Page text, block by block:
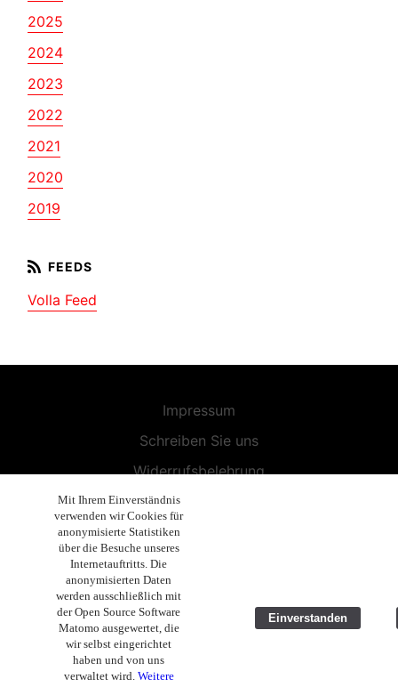
2025
2024
2023
2022
2021
2020
2019
Volla Feed
Impressum
Schreiben Sie uns
Widerrufsbelehrung
Allgemeine Geschäftsbedingungen
Endbenutzer-Lizenzvereinbarung
Datenschutzerklärung
Geschäftsethik
Copyright 2019 - 2026 Volla Systeme GmbH
Mit Ihrem Einverständnis
verwenden wir Cookies für
anonymisierte Statistiken
über die Besuche unseres
Internetauftritts. Die
anonymisierten Daten
werden ausschließlich mit
der Open Source Software
Matomo ausgewertet, die
wir selbst eingerichtet
haben und von uns
verwaltet wird. Weitere
Einverstanden